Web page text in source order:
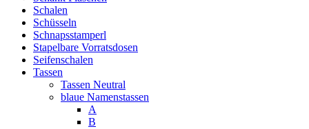
Schalen
Schüsseln
Schnapsstamperl
Stapelbare Vorratsdosen
Seifenschalen
Tassen
Tassen Neutral
blaue Namenstassen
A
B